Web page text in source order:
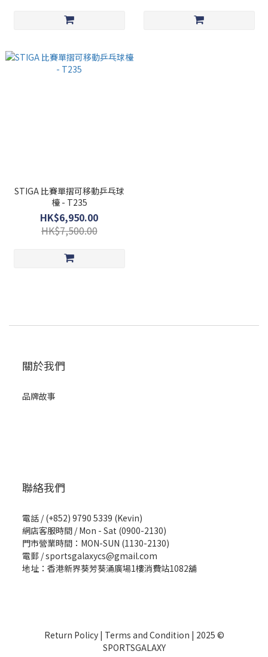
STIGA 比賽單摺可移動乒乓球
檯 - T235
HK$6,950.00
HK$7,500.00
關於我們
品牌故事
聯絡我們
電話 / (+852) 9790 5339 (Kevin)
網店客服時間 / Mon - Sat (0900-2130)
門市營業時間：MON-SUN (1130-2130)
電郵 / sportsgalaxycs@gmail.com
地址：香港新界葵芳葵涌廣場1樓消費站1082舖
Return Policy| Terms and Condition | 2025 ©
SPORTSGALAXY